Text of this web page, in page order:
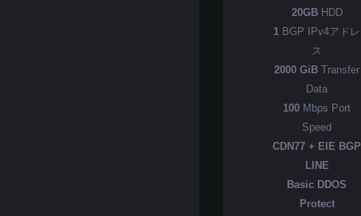
20GBHDD
1 BGP IPv4アドレ
ス
2000 GiB Transfer
Data
100 Mbps Port
Speed
CDN77 + EIE BGP
LINE
Basic DDOS
Protect